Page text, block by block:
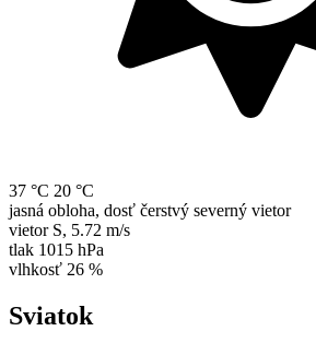
37 °C 20 °C
jasná obloha, dosť čerstvý severný vietor
vietor S, 5.72 m/s
tlak 1015 hPa
vlhkosť 26 %
Sviatok